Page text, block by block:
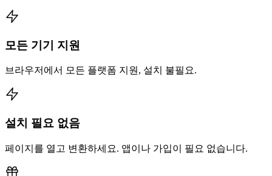
모든 기기 지원
브라우저에서 모든 플랫폼 지원, 설치 불필요.
설치 필요 없음
페이지를 열고 변환하세요. 앱이나 가입이 필요 없습니다.